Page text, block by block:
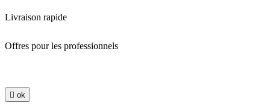
Livraison rapide
Offres pour les professionnels
 ok